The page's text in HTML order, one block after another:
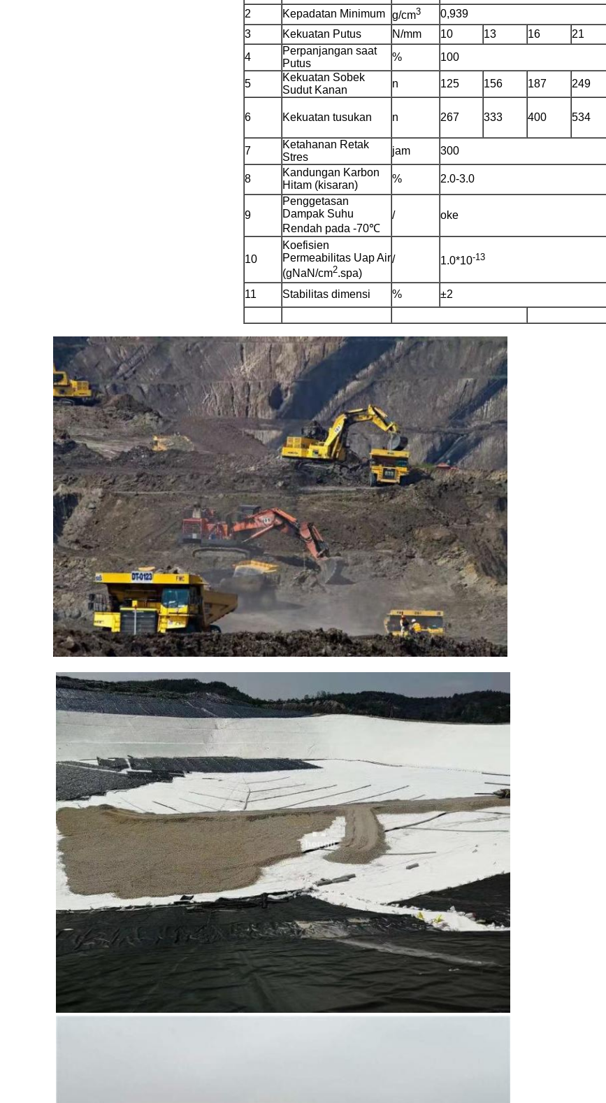
Tinggalkan pesan
Kami akan segera menghubungi Anda
kembali!
Kirimkan
2
Kepadatan Minimum g/cm3
0,939
3
Kekuatan Putus N/mm 10 13 16 21
4
Perpanjangan saat
Putus
% 100
5
Kekuatan Sobek
Sudut Kanan
n 125 156 187 249
6 Kekuatan tusukan n 267 333 400 534
7
Ketahanan Retak
Stres
jam 300
8
Kandungan Karbon
Hitam (kisaran)
% 2.0-3.0
9
Penggetasan
Dampak Suhu
Rendah pada -70℃
/ oke
10
Koefisien
Permeabilitas Uap Air
(gNaN/cm2.spa)
/ 1.0*10-13
11 Stabilitas dimensi % ±2